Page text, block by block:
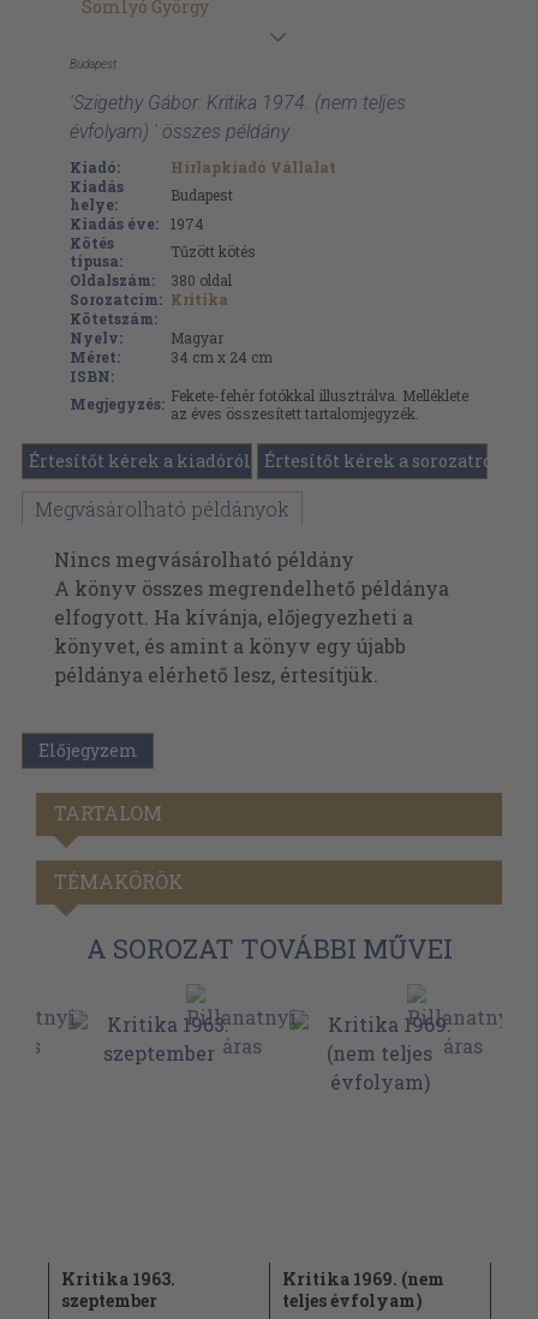
Somlyó György
Budapest
'Szigethy Gábor: Kritika 1974. (nem teljes
évfolyam) ' összes példány
Kiadó:
Hírlapkiadó Vállalat
Kiadás
helye:
Budapest
Kiadás éve:
1974
Kötés
típusa:
Tűzött kötés
Oldalszám:
380 oldal
Sorozatcím: Kritika
Kötetszám:
Nyelv:
Magyar
Méret:
34 cm x 24 cm
ISBN:
Megjegyzés: Fekete-fehér fotókkal illusztrálva. Melléklete
az éves összesített tartalomjegyzék.
Értesítőt kérek a kiadóról Értesítőt kérek a sorozatról
Megvásárolható példányok
Nincs megvásárolható példány
A könyv összes megrendelhető példánya
elfogyott. Ha kívánja, előjegyezheti a
könyvet, és amint a könyv egy újabb
példánya elérhető lesz, értesítjük.
Előjegyzem
TARTALOM
TÉMAKÖRÖK
A SOROZAT TOVÁBBI MŰVEI
Kritika 1963.
szeptember
Kritika 1969. (nem
teljes évfolyam)